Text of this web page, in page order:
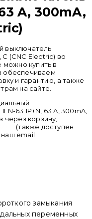
A, 300mA,
выключатель
C (CNC Electric) во
можно купить в
обеспечиваем
и гарантию, а также
на сайте.
63 1P+N, 63 A, 300mA,
через корзину,
(также доступен
наш email
замыкания
переменных